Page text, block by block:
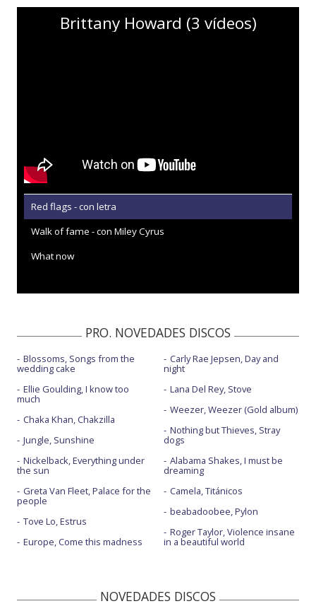
Brittany Howard (3 vídeos)
Red flags - con letra
Walk of fame - con Miley Cyrus
What now
PRO. NOVEDADES DISCOS
Blossoms, Songs from the
wedding cake
Ellie Goulding, I know too
much
Chaka Khan, Chakzilla
Jungle, Sunshine
Nickelback, Everything under
the sun
Greta Van Fleet, Palace for the
people
Tove Lo, Estrus
Europe, Come this madness
Carly Rae Jepsen, Day and
night
Lana Del Rey, Stove
Weezer, Weezer (Gold album)
Nothing but Thieves, Stray
dogs
Alabama Shakes, I must be
dreaming
Camela, Titánicos
beabadoobee, Pylon
Roger Taylor, Violence insane
in a beautiful world
NOVEDADES DISCOS